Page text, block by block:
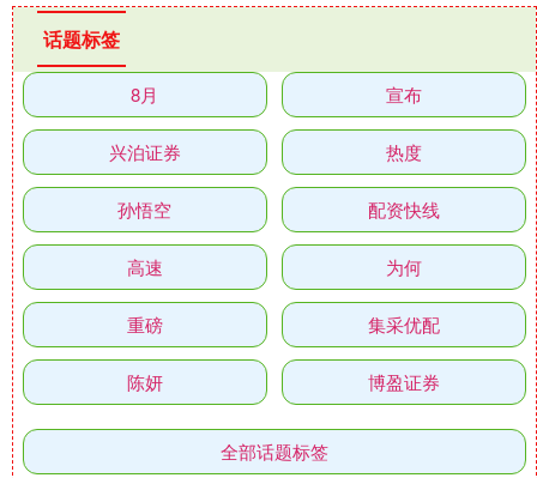
话题标签
8月 宣布
兴泊证券 热度
孙悟空 配资快线
高速 为何
重磅 集采优配
陈妍 博盈证券
全部话题标签